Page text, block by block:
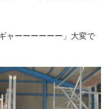
ャーーーーーー」大変で